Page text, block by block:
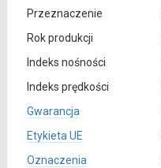
Przeznaczenie
Rok produkcji
Indeks nośności
Indeks prędkości
Gwarancja
Etykieta UE
Oznaczenia